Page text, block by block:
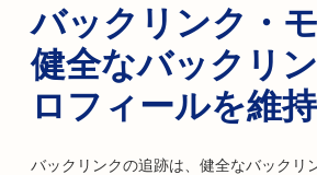
バックリンク・
健全なバックリ
ロフィールを維
バックリンクの追跡は、健全なバックリ